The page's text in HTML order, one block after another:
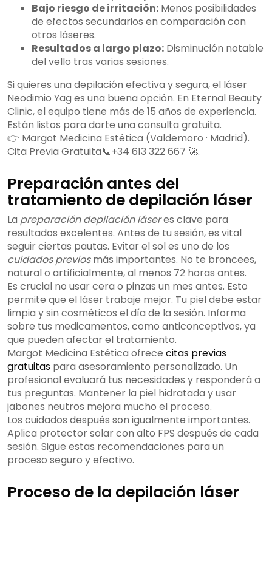
Bajo riesgo de irritación: Menos posibilidades
de efectos secundarios en comparación con
otros láseres.
Resultados a largo plazo: Disminución notable
del vello tras varias sesiones.
Si quieres una depilación efectiva y segura, el láser
Neodimio Yag es una buena opción. En Eternal Beauty
Clinic, el equipo tiene más de 15 años de experiencia.
Están listos para darte una consulta gratuita.
👉 Margot Medicina Estética (Valdemoro · Madrid).
Cita Previa Gratuita📞+34 613 322 667 🚀.
Preparación antes del
tratamiento de depilación láser
La preparación depilación láseres clave para
resultados excelentes. Antes de tu sesión, es vital
seguir ciertas pautas. Evitar el sol es uno de los
cuidados previosmás importantes. No te broncees,
natural o artificialmente, al menos 72 horas antes.
Es crucial no usar cera o pinzas un mes antes. Esto
permite que el láser trabaje mejor. Tu piel debe estar
limpia y sin cosméticos el día de la sesión. Informa
sobre tus medicamentos, como anticonceptivos, ya
que pueden afectar el tratamiento.
Margot Medicina Estética ofrece citas previas
gratuitas para asesoramiento personalizado. Un
profesional evaluará tus necesidades y responderá a
tus preguntas. Mantener la piel hidratada y usar
jabones neutros mejora mucho el proceso.
Los cuidados después son igualmente importantes.
Aplica protector solar con alto FPS después de cada
sesión. Sigue estas recomendaciones para un
proceso seguro y efectivo.
Proceso de la depilación láser